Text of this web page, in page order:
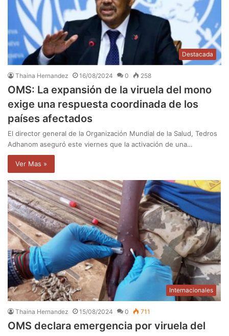
Destacada
Thaina Hernandez 16/08/2024 0 258
OMS: La expansión de la viruela del mono
exige una respuesta coordinada de los
países afectados
El director general de la Organización Mundial de la Salud, Tedros
Adhanom aseguró este viernes que la activación de una…
Ver Mas »
Internacionales
Thaina Hernandez 15/08/2024 0 711
OMS declara emergencia por viruela del